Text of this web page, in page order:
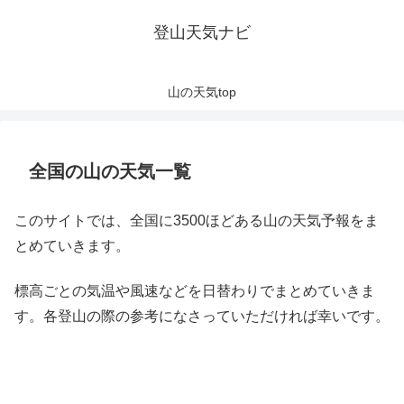
登山天気ナビ
山の天気top
全国の山の天気一覧
このサイトでは、全国に3500ほどある山の天気予報をま
とめていきます。
標高ごとの気温や風速などを日替わりでまとめていきま
す。各登山の際の参考になさっていただければ幸いです。